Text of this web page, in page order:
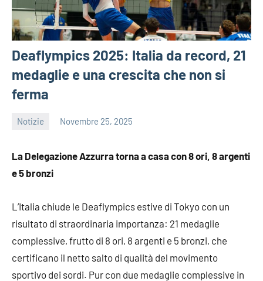
Deaflympics 2025: Italia da record, 21
medaglie e una crescita che non si
ferma
Notizie Novembre 25, 2025
La Delegazione Azzurra torna a casa con 8 ori, 8 argenti
e 5 bronzi
L’Italia chiude le Deaflympics estive di Tokyo con un
risultato di straordinaria importanza: 21 medaglie
complessive, frutto di 8 ori, 8 argenti e 5 bronzi, che
certificano il netto salto di qualità del movimento
sportivo dei sordi. Pur con due medaglie complessive in